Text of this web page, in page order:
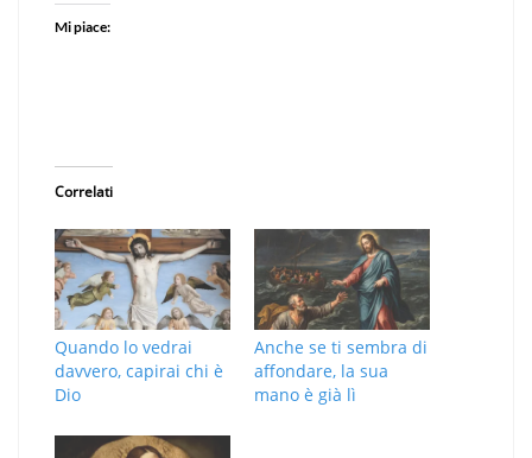
Mi piace:
Correlati
Quando lo vedrai
davvero, capirai chi è
Dio
Anche se ti sembra di
affondare, la sua
mano è già lì